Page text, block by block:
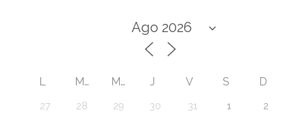
L M M J V S D
27 28 29 30 31 1 2